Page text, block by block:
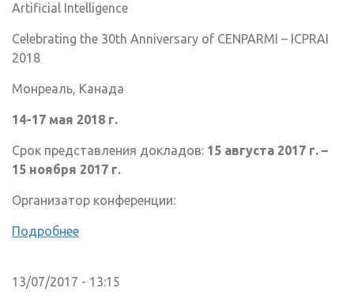
Artificial Intelligence
Celebrating the 30th Anniversary of CENPARMI – ICPRAI
2018
Монреаль, Канада
14-17 мая 2018 г.
Срок представления докладов: 15 августа 2017 г. –
15 ноября 2017 г.
Организатор конференции:
Подробнее
13/07/2017 - 13:15